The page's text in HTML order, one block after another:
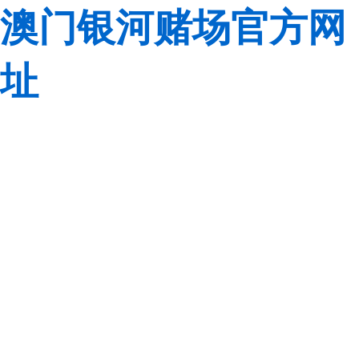
澳门银河赌场官方网
址